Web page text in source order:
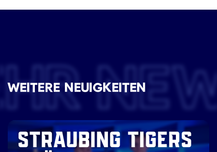
WEITERE NEUIGKEITEN
STRAUBING TIGERS